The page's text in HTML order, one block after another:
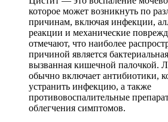
которое может возникнуть по
причинам, включая инфекции,
реакции и механические
отмечают, что наиболее
причиной является
вызванная кишечной палочкой.
обычно включает антибиотики,
устранить инфекцию, а также
противовоспалительные
облегчения симптомов.